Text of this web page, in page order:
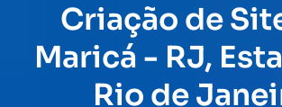
Criação de
Maricá - RJ,
Rio de